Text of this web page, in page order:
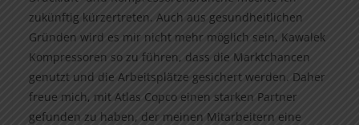
zukünftig kürzertreten. Auch aus gesundheitlichen
Gründen wird es mir nicht mehr möglich sein, Kawalek
Kompressoren so zu führen, dass die Marktchancen
genutzt und die Arbeitsplätze gesichert werden. Daher
freue mich, mit Atlas Copco einen starken Partner
gefunden zu haben, der meinen Mitarbeitern eine